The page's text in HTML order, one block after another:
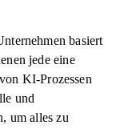
basiert
jede eine
KI-Prozessen
und
um alles zu